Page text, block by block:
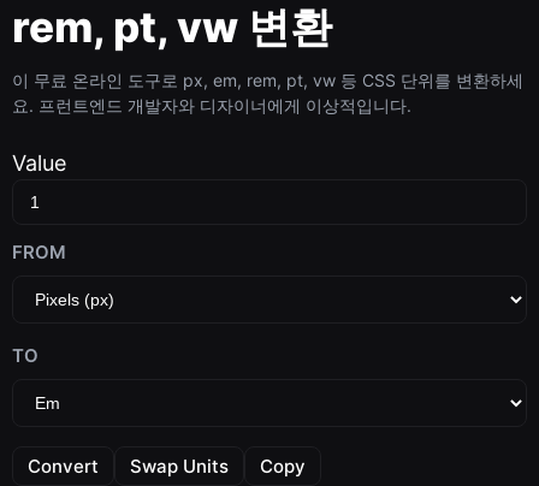
rem, pt, vw 변환
이 무료 온라인 도구로 px, em, rem, pt, vw 등 CSS 단위를 변환하세
요. 프런트엔드 개발자와 디자이너에게 이상적입니다.
Value
FROM
TO
Convert Swap Units Copy